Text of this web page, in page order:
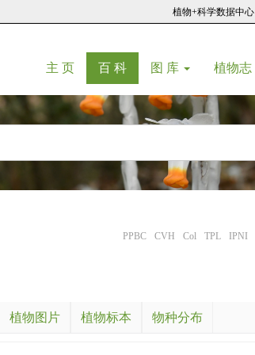
植物+科学数据中心
主 页(current)
百 科(current)
图 库 植物志
PPBC CVH Col TPL IPNI
植物图片 植物标本 物种分布